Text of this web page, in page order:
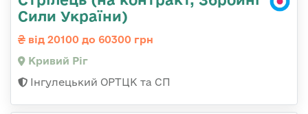
Сили України)
від 20100 до 60300 грн
Кривий Ріг
Інгулецький ОРТЦК та СП